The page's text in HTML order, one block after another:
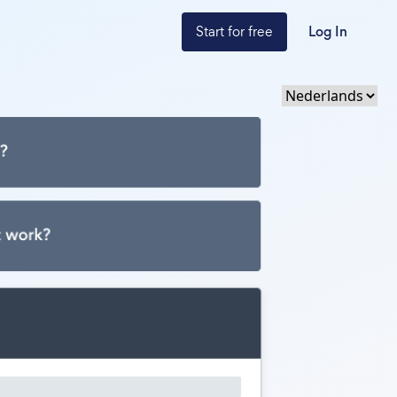
Start for free Log In